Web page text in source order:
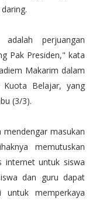
perjuangan
Pak Presiden," kata
Makarim dalam
Belajar, yang
(3/3).
masukan
memutuskan
internet untuk siswa
dan guru dapat
untuk memperkaya